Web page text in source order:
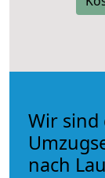
Wir sind
nach